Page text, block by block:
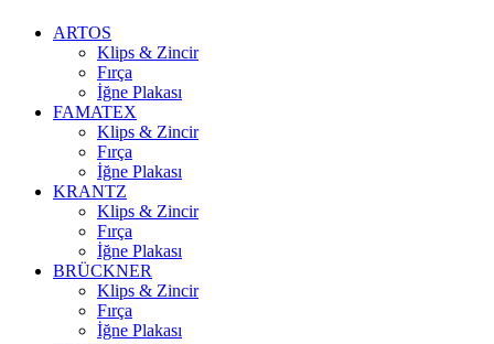
ARTOS
Klips & Zincir
Fırça
İğne Plakası
FAMATEX
Klips & Zincir
Fırça
İğne Plakası
KRANTZ
Klips & Zincir
Fırça
İğne Plakası
BRÜCKNER
Klips & Zincir
Fırça
İğne Plakası